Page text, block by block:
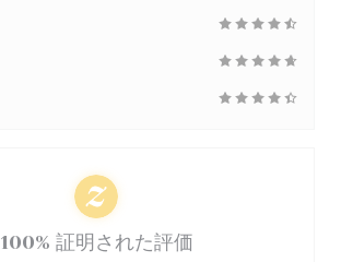
100% 証明された評価